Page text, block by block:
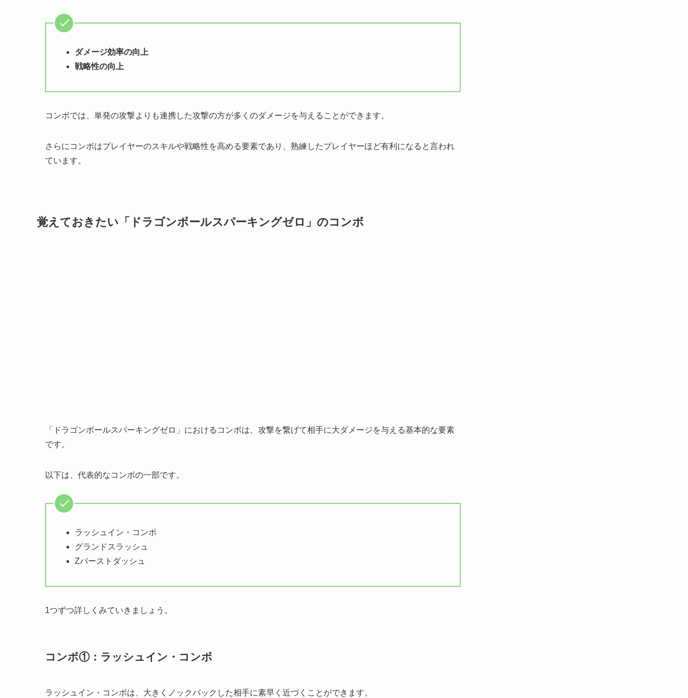
ダメージ効率の向上
戦略性の向上
コンボでは、単発の攻撃よりも連携した攻撃の方が多くのダメージを与えることができます。
さらにコンボはプレイヤーのスキルや戦略性を高める要素であり、熟練したプレイヤーほど有利になると言われ
ています。
覚えておきたい「ドラゴンボールスパーキングゼロ」のコンボ
「ドラゴンボールスパーキングゼロ」におけるコンボは、攻撃を繋げて相手に大ダメージを与える基本的な要素
です。
以下は、代表的なコンボの一部です。
ラッシュイン・コンボ
グランドスラッシュ
Zバーストダッシュ
1つずつ詳しくみていきましょう。
コンボ①：ラッシュイン・コンボ
ラッシュイン・コンボは、大きくノックバックした相手に素早く近づくことができます。